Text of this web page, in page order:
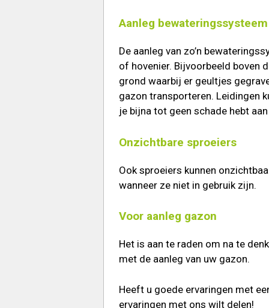
Aanleg bewateringssysteem
De aanleg van zo’n
of hovenier. Bijvoorbeeld boven
grond waarbij er geultjes
gazon transporteren. Leidingen
je bijna tot geen schade hebt
Onzichtbare sproeiers
Ook sproeiers kunnen
wanneer ze niet in gebruik zijn.
Voor aanleg gazon
Het is aan te raden om na te
met de aanleg van uw gazon.
Heeft u goede ervaringen met
ervaringen met ons wilt delen!